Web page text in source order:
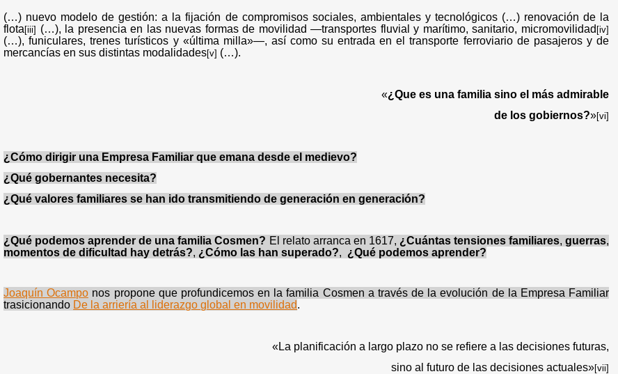
(…) nuevo modelo de gestión: a la fijación de compromisos sociales, ambientales y tecnológicos (…) renovación de la
flota [iii] (…), la presencia en las nuevas formas de movilidad —transportes fluvial y marítimo, sanitario, micromovilidad [iv]
(…), funiculares, trenes turísticos y «última milla»—, así como su entrada en el transporte ferroviario de pasajeros y de
mercancías en sus distintas modalidades[v] (…).
«¿Que es una familia sino el más admirable
de los gobiernos?»[vi]
¿Cómo dirigir una Empresa Familiar que emana desde el medievo?
¿Qué gobernantes necesita?
¿Qué valores familiares se han ido transmitiendo de generación en generación?
¿Qué podemos aprender de una familia Cosmen? El relato arranca en 1617, ¿Cuántas tensiones familiares, guerras,
momentos de dificultad hay detrás?, ¿Cómo las han superado?, ¿Qué podemos aprender?
Joaquín Ocampo nos propone que profundicemos en la familia Cosmen a través de la evolución de la Empresa Familiar
trasicionando De la arriería al liderazgo global en movilidad.
«La planificación a largo plazo no se refiere a las decisiones futuras,
sino al futuro de las decisiones actuales»[vii]